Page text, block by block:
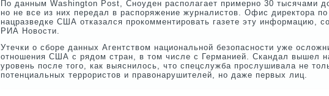
По данным Washington Post, Сноуден располагает примерно 30 тысячами
но не все из них передал в распоряжение журналистов. Офис директора по
нацразведке США отказался прокомментировать газете эту информацию,
РИА Новости.
Утечки о сборе данных Агентством национальной безопасности уже
отношения США с рядом стран, в том числе с Германией. Скандал вышел
уровень после того, как выяснилось, что спецслужба прослушивала не
потенциальных террористов и правонарушителей, но даже первых лиц.